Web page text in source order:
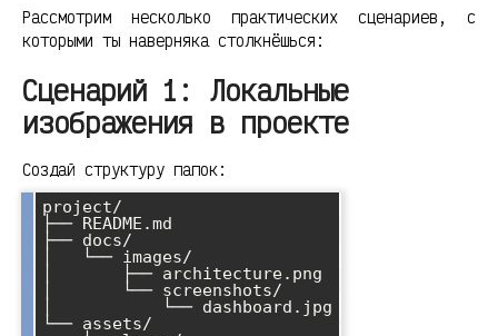
Рассмотрим несколько практических сценариев, с
которыми ты наверняка столкнёшься:
Сценарий 1: Локальные
изображения в проекте
Создай структуру папок:
project/
├── README.md
├── docs/
│   └── images/
│       ├── architecture.png
│       └── screenshots/
│           └── dashboard.jpg
└── assets/